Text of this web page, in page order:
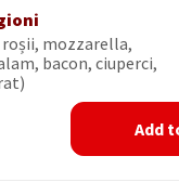
mozzarella,
bacon, ciuperci,
Add